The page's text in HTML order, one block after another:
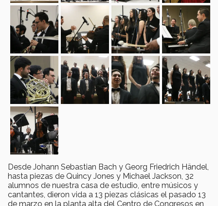
Desde Johann Sebastian Bach y Georg Friedrich Händel,
hasta piezas de Quincy Jones y Michael Jackson, 32
alumnos de nuestra casa de estudio, entre músicos y
cantantes, dieron vida a 13 piezas clásicas el pasado 13
de marzo en la planta alta del Centro de Congresos en